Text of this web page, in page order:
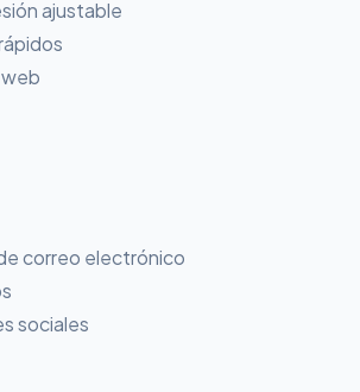
ajustable
correo electrónico
sociales